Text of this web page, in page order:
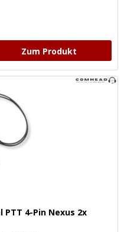
Zum Produkt
PTT 4-Pin Nexus 2x